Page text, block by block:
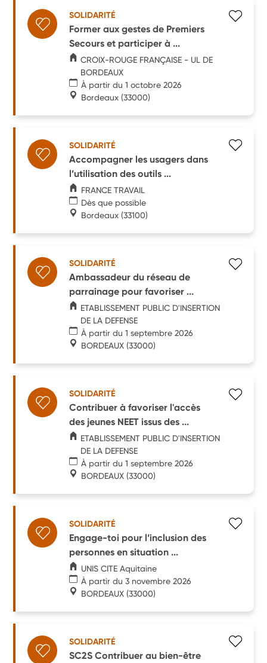
SOLIDARITÉ
Former aux gestes de Premiers
Secours et participer à ...
CROIX-ROUGE FRANÇAISE - UL DE
BORDEAUX
À partir du 1 octobre 2026
Bordeaux (33000)
SOLIDARITÉ
Accompagner les usagers dans
l’utilisation des outils ...
FRANCE TRAVAIL
Dès que possible
Bordeaux (33100)
SOLIDARITÉ
Ambassadeur du réseau de
parrainage pour favoriser ...
ETABLISSEMENT PUBLIC D'INSERTION
DE LA DEFENSE
À partir du 1 septembre 2026
BORDEAUX (33000)
SOLIDARITÉ
Contribuer à favoriser l'accès
des jeunes NEET issus des ...
ETABLISSEMENT PUBLIC D'INSERTION
DE LA DEFENSE
À partir du 1 septembre 2026
BORDEAUX (33000)
SOLIDARITÉ
Engage-toi pour l’inclusion des
personnes en situation ...
UNIS CITE Aquitaine
À partir du 3 novembre 2026
BORDEAUX (33000)
SOLIDARITÉ
SC2S Contribuer au bien-être